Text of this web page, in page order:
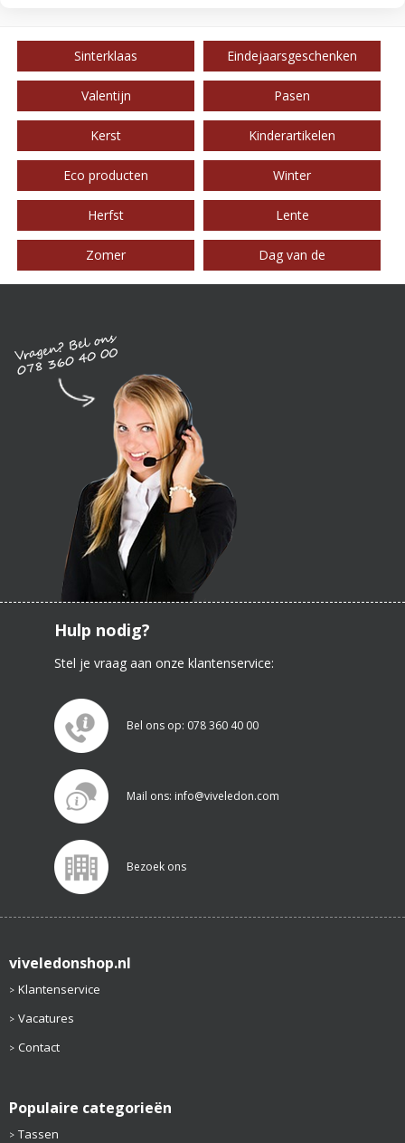
Sinterklaas Eindejaarsgeschenken
Valentijn Pasen
Kerst Kinderartikelen
Eco producten Winter
Herfst Lente
Zomer Dag van de
Hulp nodig?
Stel je vraag aan onze klantenservice:
Bel ons op: 078 360 40 00
Mail ons: info@viveledon.com
Bezoek ons
viveledonshop.nl
Klantenservice
Vacatures
Contact
Populaire categorieën
Tassen